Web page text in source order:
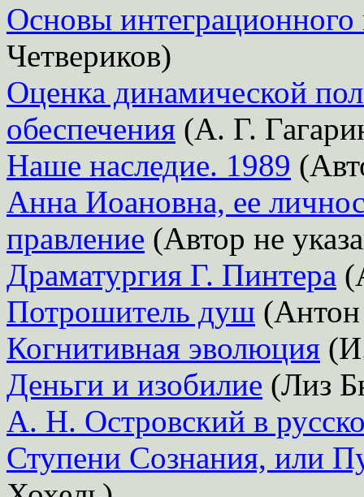
Основы интеграционного
Четвериков)
Оценка динамической
обеспечения (А. Г.
Наше наследие. 1989
Анна Иоановна, ее
правление (Автор не
Драматургия Г. Пинтера
Потрошитель душ (Антон
Когнитивная эволюция
Деньги и изобилие (Лиз
А. Н. Островский в
Ступени Сознания, или